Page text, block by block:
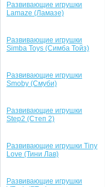
Развивающие игрушки
Lamaze (Ламазе)
Развивающие игрушки
Simba Toys (Симба Тойз)
Развивающие игрушки
Smoby (Смуби)
Развивающие игрушки
Step2 (Степ 2)
Развивающие игрушки Tiny
Love (Тини Лав)
Развивающие игрушки